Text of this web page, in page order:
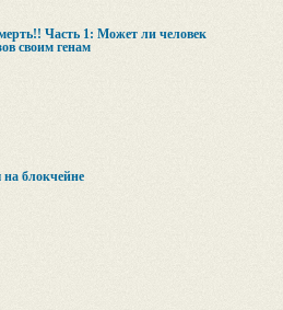
Часть 1: Может ли человек
своим генам
блокчейне